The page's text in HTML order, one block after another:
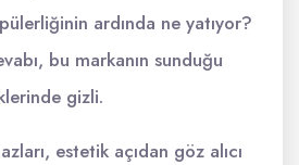
ardında ne yatıyor?
bu markanın sunduğu
gizli.
estetik açıdan göz alıcı